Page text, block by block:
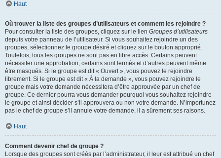
Haut
Où trouver la liste des groupes d’utilisateurs et comment les rejoindre ?
Pour consulter la liste des groupes, cliquez sur le lien Groupes d’utilisateurs
depuis votre panneau de l’utilisateur. Si vous souhaitez rejoindre un des
groupes, sélectionnez le groupe désiré et cliquez sur le bouton approprié.
Toutefois, tous les groupes ne sont pas en libre accès. Certains peuvent
nécessiter une approbation, certains sont fermés et d’autres peuvent même
être masqués. Si le groupe est dit « Ouvert », vous pouvez le rejoindre
librement. Si le groupe est dit « À la demande », vous pouvez rejoindre le
groupe mais votre demande nécessitera d’être approuvée par un chef de
groupe. Ce dernier pourra vous demander pourquoi vous souhaitez rejoindre
le groupe et ainsi décider s’il approuvera ou non votre demande. N’importunez
pas le chef de groupe s’il annule votre demande, il a sûrement ses raisons.
Haut
Comment devenir chef de groupe ?
Lorsque des groupes sont créés par l’administrateur, il leur est attribué un chef